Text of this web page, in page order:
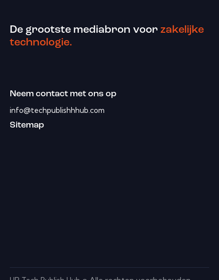
De grootste mediabron voor zakelijke
technologie.
Neem contact met ons op
info@techpublishhhub.com
Sitemap